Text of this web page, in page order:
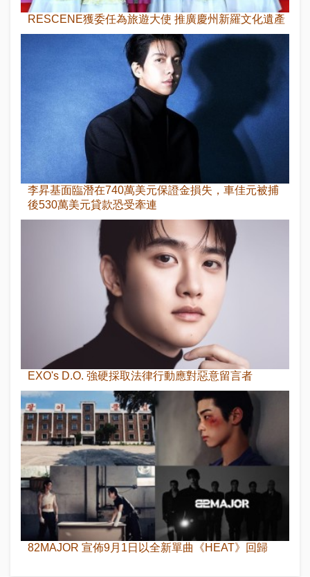
RESCENE獲委任為旅遊大使 推廣慶州新羅文化遺產
李昇基面臨潛在740萬美元保證金損失，車佳元被捕
後530萬美元貸款恐受牽連
EXO's D.O. 強硬採取法律行動應對惡意留言者
82MAJOR 宣佈9月1日以全新單曲《HEAT》回歸